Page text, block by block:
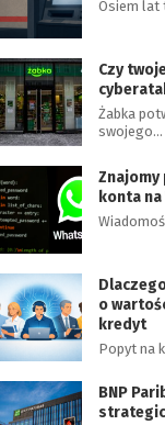
Osiem lat
Czy
Żabka
swojego…
Znajomy
konta
o
kredyt
Popyt na
BNP